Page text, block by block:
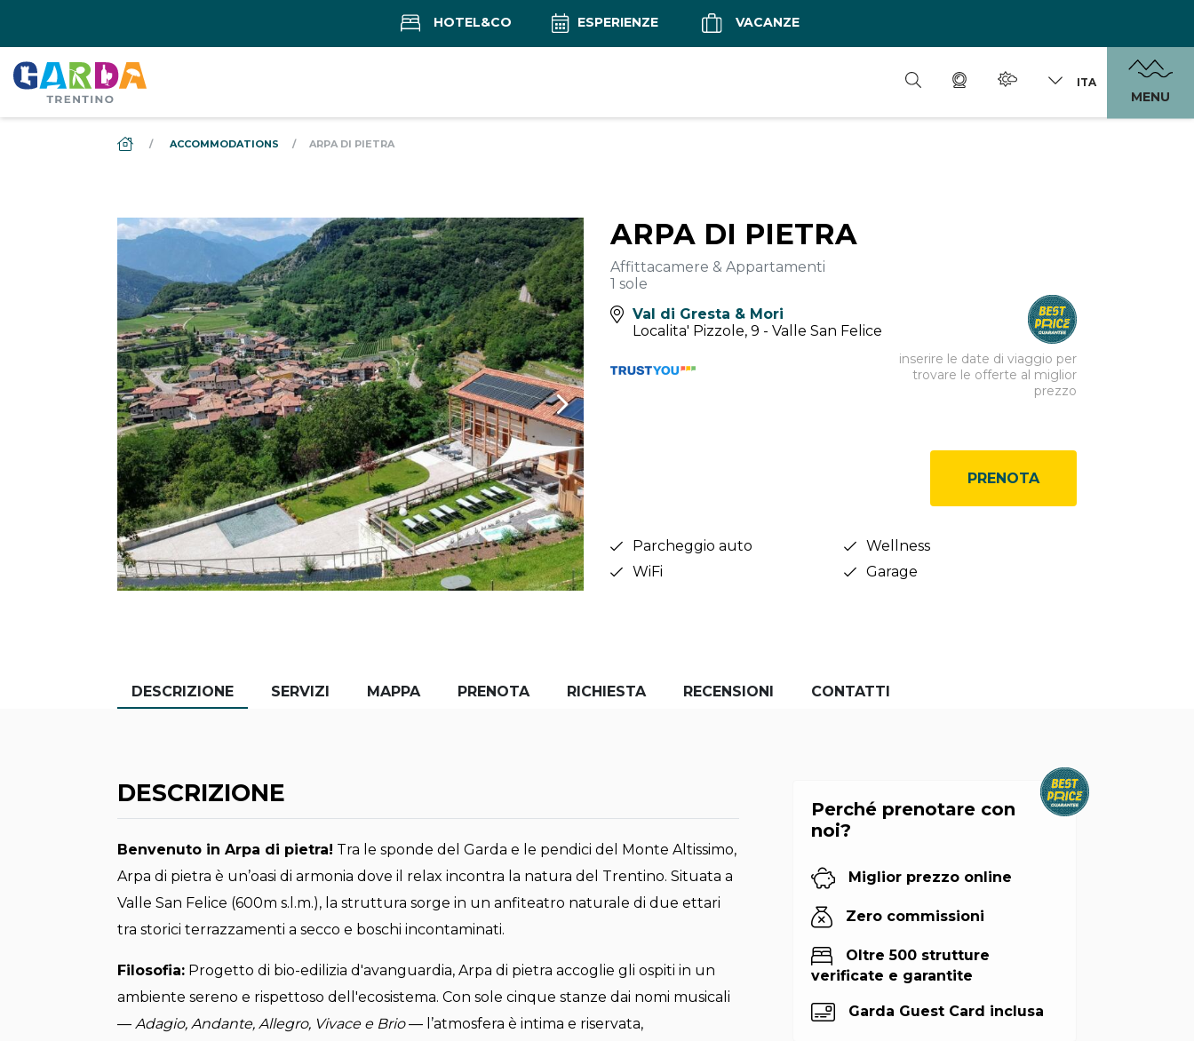
HOTEL&CO ESPERIENZE VACANZE
ITA
MENU
DS_BREADCRUMB.HOME
ACCOMMODATIONS ARPA DI PIETRA
ARPA DI PIETRA
Affittacamere & Appartamenti
1 sole
Val di Gresta & Mori
Localita' Pizzole, 9 - Valle San Felice
inserire le date di viaggio per
trovare le offerte al miglior
prezzo
PRENOTA
Parcheggio auto
Wellness
WiFi
Garage
DESCRIZIONE SERVIZI MAPPA PRENOTA RICHIESTA RECENSIONI CONTATTI
DESCRIZIONE
Benvenuto in Arpa di pietra! Tra le sponde del Garda e le pendici del Monte Altissimo,
Arpa di pietra è un’oasi di armonia dove il relax incontra la natura del Trentino. Situata a
Valle San Felice (600m s.l.m.), la struttura sorge in un anfiteatro naturale di due ettari
tra storici terrazzamenti a secco e boschi incontaminati.
Filosofia: Progetto di bio-edilizia d'avanguardia, Arpa di pietra accoglie gli ospiti in un
ambiente sereno e rispettoso dell'ecosistema. Con sole cinque stanze dai nomi musicali
— Adagio, Andante, Allegro, Vivace e Brio— l’atmosfera è intima e riservata,
Perché prenotare con
noi?
Miglior prezzo online
Zero commissioni
Oltre 500 strutture
verificate e garantite
Garda Guest Card inclusa